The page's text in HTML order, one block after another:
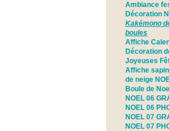
Ambiance
Décoration
Kakémono
boules
Affiche
Décoration
Joyeuses
Affiche
de neige
Boule de
NOEL 06
NOEL 06
NOEL 07
NOEL 07